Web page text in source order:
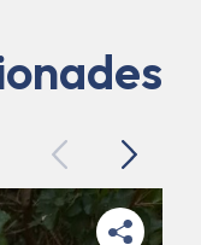
PreviousNext